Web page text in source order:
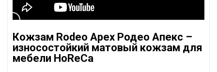
Кожзам Rodeo Apex Родео Апекс –
износостойкий матовый кожзам для
мебели HoReCa